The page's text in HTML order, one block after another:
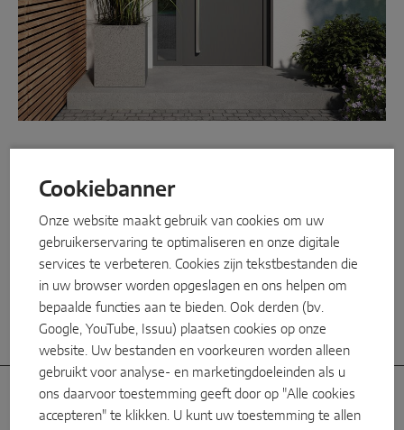
Parallell schuiven
Systeemcomponenten
DEUROPLOSSINGEN
Instinct by MACO
MACO Protect M-TS
MACO Protect A-TS
Krukbediend
Cilinderbediend
Systeemcomponenten
INTELLIGENTE SENSOROPLOSSINGEN
deuroplossingen
huisdeurscharnieren, E-openers en en individuele
toegangsmogelijkheden biedt MACO ook een grote keuze aan
systeemcomponenten die in combinatie met MACO deursloten
bijzonder hoogwaardige, veelzijdige en individuele
deuroplossingen mogelijk maken.
Selectie
Cookiebanner
Onze website maakt gebruik van cookies om uw
gebruikerservaring te optimaliseren en onze digitale
services te verbeteren. Cookies zijn tekstbestanden die
in uw browser worden opgeslagen en ons helpen om
bepaalde functies aan te bieden. Ook derden (bv.
Google, YouTube, Issuu) plaatsen cookies op onze
website. Uw bestanden en voorkeuren worden alleen
gebruikt voor analyse- en marketingdoeleinden als u
ons daarvoor toestemming geeft door op "Alle cookies
accepteren" te klikken. U kunt uw toestemming te allen